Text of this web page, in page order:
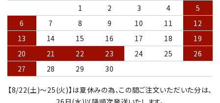
1
2 3 4
5
6
7 8 9 10 11
12
13
14 15 16 17 18
19
20
21 22 23 24 25
26
27
28 29 30
【8/22(土)～25(火)】は夏休みの為、この間ご注文いただいた分は、